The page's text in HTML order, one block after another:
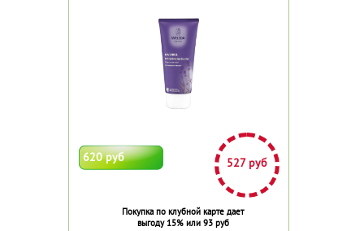
620 руб 527 руб
Покупка по клубной карте дает
выгоду 15% или 93 руб